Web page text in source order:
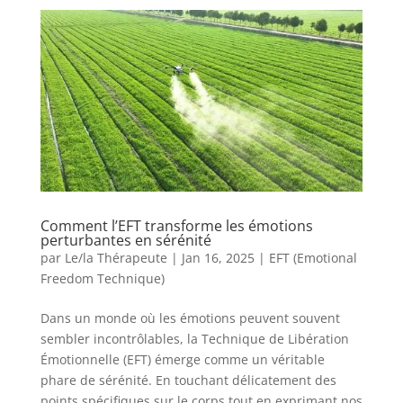
Comment l’EFT transforme les émotions
perturbantes en sérénité
par Le/la Thérapeute | Jan 16, 2025| EFT (Emotional
Freedom Technique)
Dans un monde où les émotions peuvent souvent
sembler incontrôlables, la Technique de Libération
Émotionnelle (EFT) émerge comme un véritable
phare de sérénité. En touchant délicatement des